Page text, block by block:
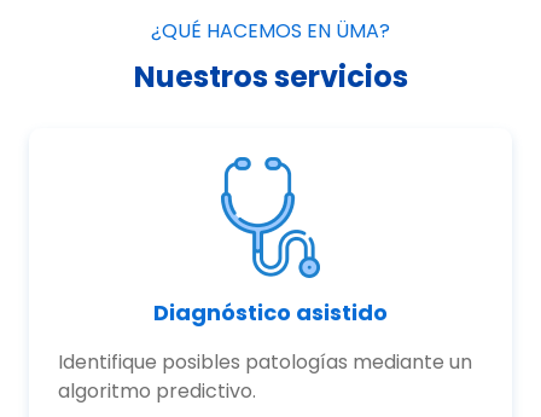
¿QUÉ HACEMOS EN ÜMA?
Nuestros servicios
Diagnóstico asistido
Identifique posibles patologías mediante un
algoritmo predictivo.